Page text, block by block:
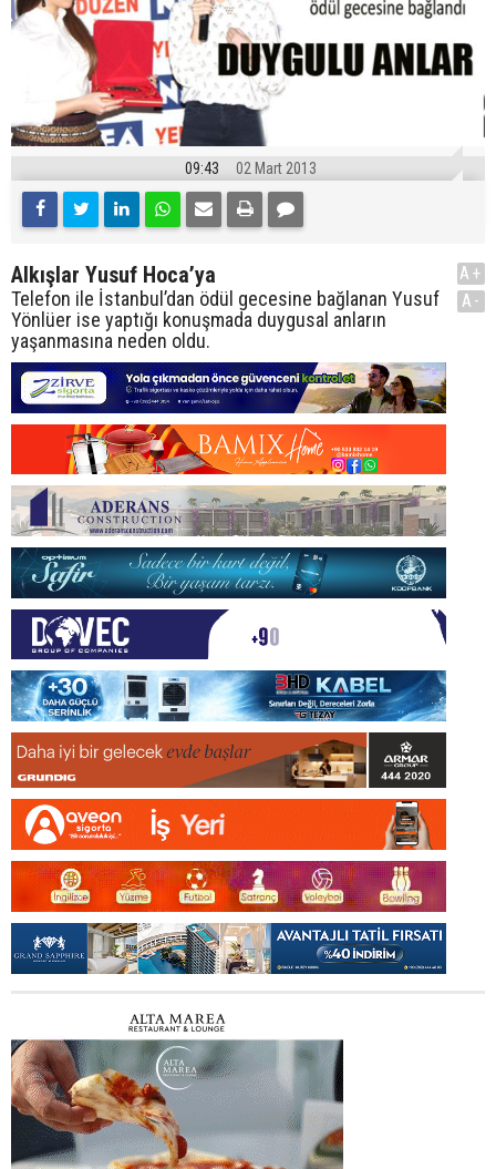
09:43 02 Mart 2013
Alkışlar Yusuf Hoca’ya
Telefon ile İstanbul’dan ödül gecesine bağlanan Yusuf
Yönlüer ise yaptığı konuşmada duygusal anların
yaşanmasına neden oldu.
A+
A-